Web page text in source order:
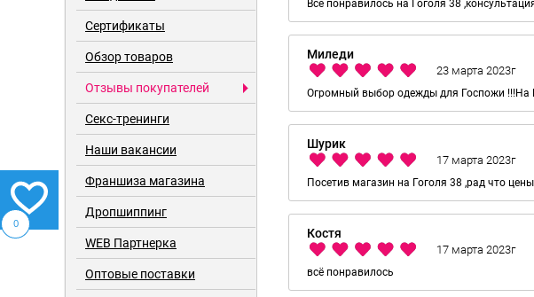
Сертификаты
Обзор товаров
Отзывы покупателей
Cекс-тренинги
Наши вакансии
Франшиза магазина
Дропшиппинг
WEB Партнерка
Оптовые поставки
Все понравилось на Гоголя 38
Миледи
Огромный выбор одежды для Госпожи !!!На
Шурик
Посетив магазин на Гоголя 38 ,рад что
Костя
всё понравилось
0